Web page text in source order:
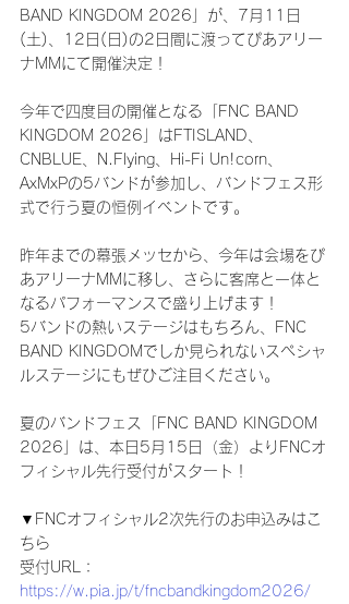
BAND KINGDOM 2026」が、7月11日
(土)、12日(日)の2日間に渡ってぴあアリー
ナMMにて開催決定！
今年で四度目の開催となる「FNC BAND
KINGDOM 2026」はFTISLAND、
CNBLUE、N.Flying、Hi-Fi Un!corn、
AxMxPの5バンドが参加し、バンドフェス形
式で行う夏の恒例イベントです。
昨年までの幕張メッセから、今年は会場をぴ
あアリーナMMに移し、さらに客席と一体と
なるパフォーマンスで盛り上げます！
5バンドの熱いステージはもちろん、FNC
BAND KINGDOMでしか見られないスペシャ
ルステージにもぜひご注目ください。
夏のバンドフェス「FNC BAND KINGDOM
2026」は、本日5月15日（金）よりFNCオ
フィシャル先行受付がスタート！
▼FNCオフィシャル2次先行のお申込みはこ
ちら
受付URL：
https://w.pia.jp/t/fncbandkingdom2026/